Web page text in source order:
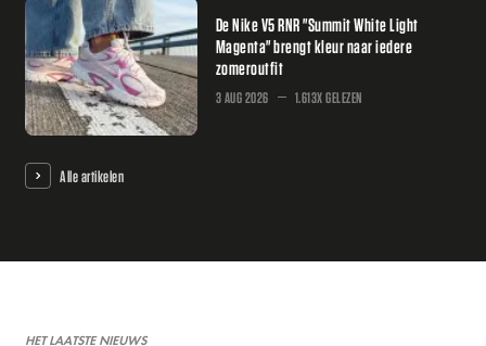
De Nike V5 RNR "Summit White Light
Magenta" brengt kleur naar iedere
zomeroutfit
3 AUG 2026 1.613X GELEZEN
Alle artikelen
HET LAATSTE NIEUWS